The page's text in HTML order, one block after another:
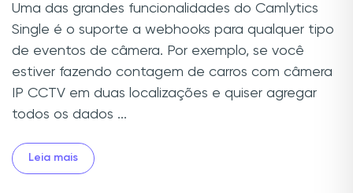
Uma das grandes funcionalidades do Camlytics
Single é o suporte a webhooks para qualquer tipo
de eventos de câmera. Por exemplo, se você
estiver fazendo contagem de carros com câmera
IP CCTV em duas localizações e quiser agregar
todos os dados ...
Leia mais